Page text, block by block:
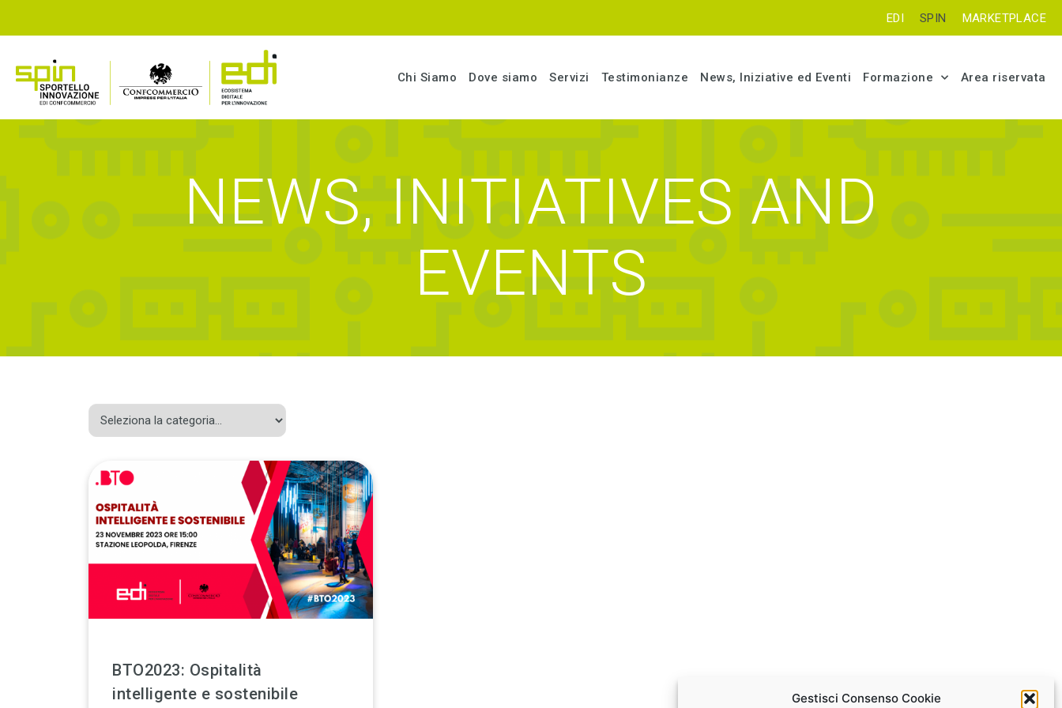
Gestisci Consenso Cookie
EDI SPIN MARKETPLACE
Chi Siamo Dove siamo Servizi Testimonianze News, Iniziative ed Eventi Formazione Area riservata
NEWS, INITIATIVES AND
EVENTS
BTO2023: Ospitalità
intelligente e sostenibile